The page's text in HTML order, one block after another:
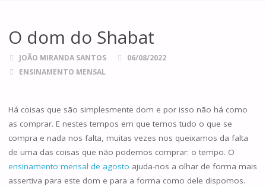
O dom do Shabat
JOÃO MIRANDA SANTOS
06/08/2022
ENSINAMENTO MENSAL
Há coisas que são simplesmente dom e por isso não há como
as comprar. E nestes tempos em que temos tudo o que se
compra e nada nos falta, muitas vezes nos queixamos da falta
de uma das coisas que não podemos comprar: o tempo. O
ensinamento mensal de agosto ajuda-nos a olhar de forma mais
assertiva para este dom e para a forma como dele dispomos.